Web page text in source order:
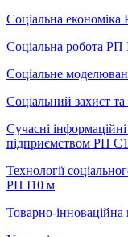
Соціальна
Соціальна робота РП
Соціальне
Соціальний захист
Сучасні
підприємством РП
Технології
РП I10 м
Товарно-